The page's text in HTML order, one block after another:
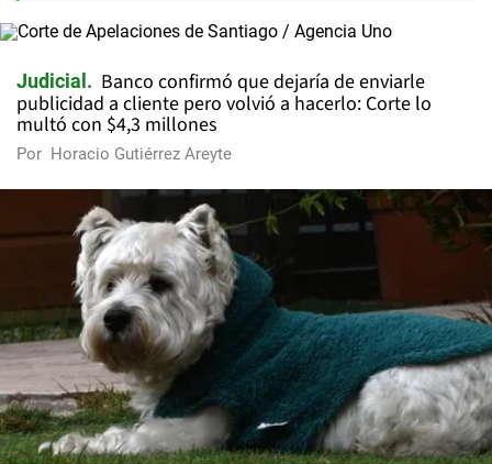
Judicial
Banco confirmó que dejaría de enviarle
publicidad a cliente pero volvió a hacerlo: Corte lo
multó con $4,3 millones
Por Horacio Gutiérrez Areyte